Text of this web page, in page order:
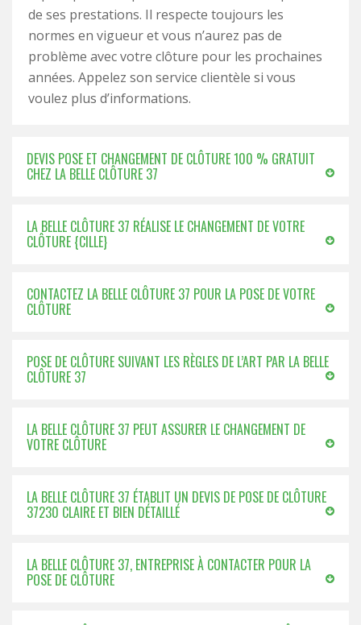
de ses prestations. Il respecte toujours les
normes en vigueur et vous n’aurez pas de
problème avec votre clôture pour les prochaines
années. Appelez son service clientèle si vous
voulez plus d’informations.
DEVIS POSE ET CHANGEMENT DE CLÔTURE 100 % GRATUIT
CHEZ LA BELLE CLÔTURE 37
LA BELLE CLÔTURE 37 RÉALISE LE CHANGEMENT DE VOTRE
CLÔTURE {CILLE}
CONTACTEZ LA BELLE CLÔTURE 37 POUR LA POSE DE VOTRE
CLÔTURE
POSE DE CLÔTURE SUIVANT LES RÈGLES DE L’ART PAR LA BELLE
CLÔTURE 37
LA BELLE CLÔTURE 37 PEUT ASSURER LE CHANGEMENT DE
VOTRE CLÔTURE
LA BELLE CLÔTURE 37 ÉTABLIT UN DEVIS DE POSE DE CLÔTURE
37230 CLAIRE ET BIEN DÉTAILLÉ
LA BELLE CLÔTURE 37, ENTREPRISE À CONTACTER POUR LA
POSE DE CLÔTURE